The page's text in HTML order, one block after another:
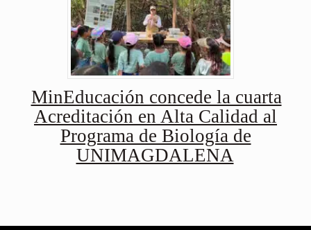
MinEducación concede la cuarta
Acreditación en Alta Calidad al
Programa de Biología de
UNIMAGDALENA